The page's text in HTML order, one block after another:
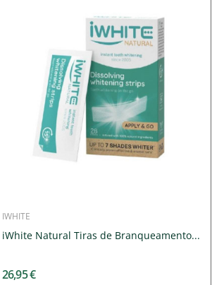
IWHITE
iWhite Natural Tiras de Branqueamento...
26,95 €